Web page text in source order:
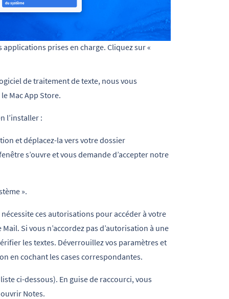
prises en charge. Cliquez sur «
de traitement de texte, nous vous
Mac App Store.
l’installer :
et déplacez-la vers votre dossier
s’ouvre et vous demande d’accepter notre
».
ces autorisations pour accéder à votre
Si vous n’accordez pas d’autorisation à une
les textes. Déverrouillez vos paramètres et
en cochant les cases correspondantes.
ci-dessous). En guise de raccourci, vous
Notes.